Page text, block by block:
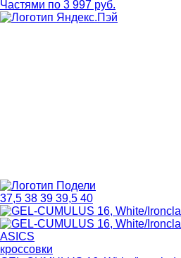
Частями по 3 997 руб.
37,5 38 39 39,5 40
ASICS
кроссовки